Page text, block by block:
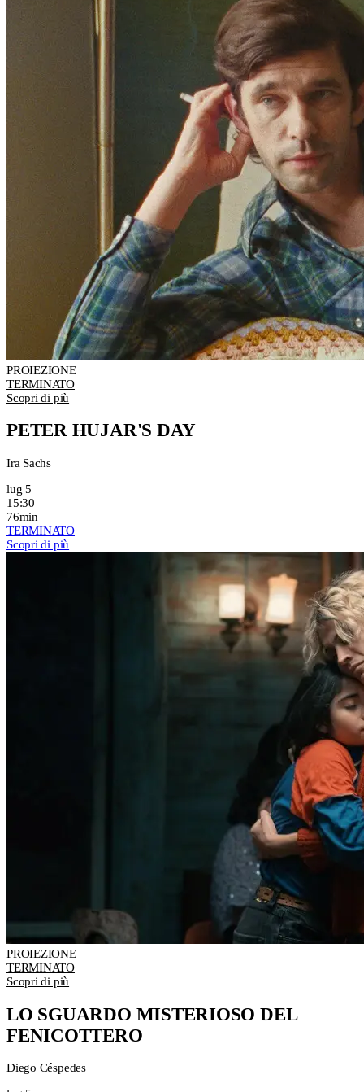
PROIEZIONE
TERMINATO
Scopri di più
PETER HUJAR'S DAY
Ira Sachs
lug 5
15:30
76min
TERMINATO
Scopri di più
PROIEZIONE
TERMINATO
Scopri di più
LO SGUARDO MISTERIOSO DEL
FENICOTTERO
Diego Céspedes